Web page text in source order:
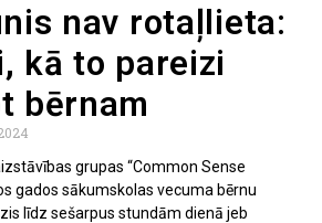
nav rotaļlieta:
kā to pareizi
bērnam
grupas “Common Sense
gados sākumskolas vecuma bērnu
līdz sešarpus stundām dienā jeb